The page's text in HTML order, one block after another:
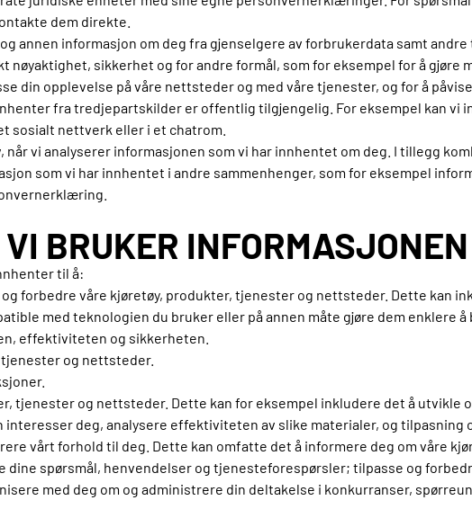
dem direkte.
annen informasjon om deg fra gjenselgere av forbrukerdata samt
nøyaktighet, sikkerhet og for andre formål, som for eksempel for å gjøre
din opplevelse på våre nettsteder og med våre tjenester, og for å
fra tredjepartskilder er offentlig tilgjengelig. For eksempel kan vi
sosialt nettverk eller i et chatrom.
når vi analyserer informasjonen som vi har innhentet om deg. I tillegg
som vi har innhentet i andre sammenhenger, som for eksempel
BRUKER
til å:
forbedre våre kjøretøy, produkter, tjenester og nettsteder. Dette kan
med teknologien du bruker eller på annen måte gjøre dem enklere
effektiviteten og sikkerheten.
og nettsteder.
tjenester og nettsteder. Dette kan for eksempel inkludere det å utvikle
interesser deg, analysere effektiviteten av slike materialer, og tilpasning
vårt forhold til deg. Dette kan omfatte det å informere deg om våre
dine spørsmål, henvendelser og tjenesteforespørsler; tilpasse og
med deg om og administrere din deltakelse i konkurranser,